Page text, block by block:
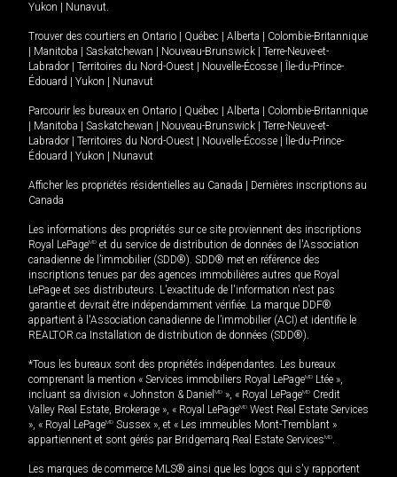
Yukon
Nunavut.
Trouver des courtiers en Ontario Québec Alberta
Colombie-Britannique
Manitoba Saskatchewan Nouveau-Brunswick
Terre-Neuve-et-
Labrador
Territoires du Nord-Ouest Nouvelle-Écosse
Île-du-Prince-
Édouard
Yukon Nunavut
Parcourir les bureaux en Ontario Québec Alberta
Colombie-Britannique
Manitoba Saskatchewan Nouveau-Brunswick
Terre-Neuve-et-
Labrador
Territoires du Nord-Ouest Nouvelle-Écosse
Île-du-Prince-
Édouard
Yukon Nunavut
Afficher les propriétés résidentielles au Canada
Dernières inscriptions au
Canada
Les informations des propriétés sur ce site proviennent des inscriptions
Royal LePageMD et du service de distribution de données de l'Association
canadienne de l’immobilier (SDD®). SDD® met en référence des
inscriptions tenues par des agences immobilières autres que Royal
LePage et ses distributeurs. L'exactitude de l'information n'est pas
garantie et devrait être indépendamment vérifiée. La marque DDF®
appartient à l'Association canadienne de l’immobilier (ACI) et identifie le
REALTOR.ca Installation de distribution de données (SDD®).
*Tous les bureaux sont des propriétés indépendantes. Les bureaux
comprenant la mention « Services immobiliers Royal LePageMD Ltée »,
incluant sa division « Johnston & Daniel MD », « Royal LePageMD Credit
Valley Real Estate, Brokerage », « Royal LePageMD West Real Estate Services
», « Royal LePageMD Sussex », et « Les immeubles Mont-Tremblant »
appartiennent et sont gérés par Bridgemarq Real Estate ServicesMD.
Les marques de commerce MLS® ainsi que les logos qui s'y rapportent